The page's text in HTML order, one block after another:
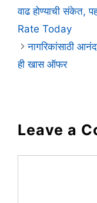
वाढ होण्याची संकेत,
Rate Today
नागरिकांसाठी
ही खास ऑफर
Leave a